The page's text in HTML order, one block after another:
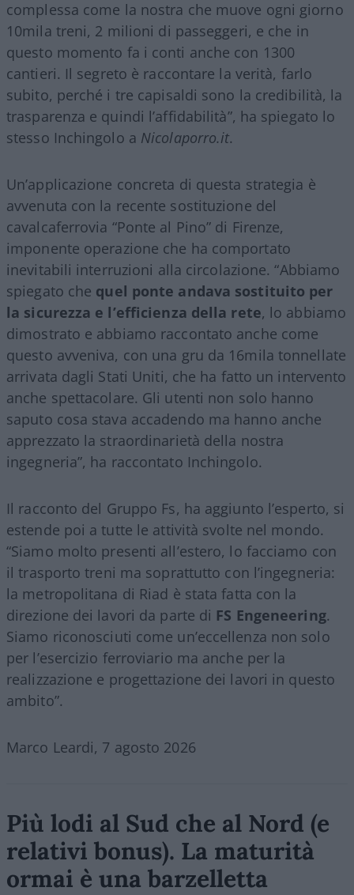
complessa come la nostra che muove ogni giorno
10mila treni, 2 milioni di passeggeri, e che in
questo momento fa i conti anche con 1300
cantieri. Il segreto è raccontare la verità, farlo
subito, perché i tre capisaldi sono la credibilità, la
trasparenza e quindi l’affidabilità”, ha spiegato lo
stesso Inchingolo a Nicolaporro.it.
Un’applicazione concreta di questa strategia è
avvenuta con la recente sostituzione del
cavalcaferrovia “Ponte al Pino” di Firenze,
imponente operazione che ha comportato
inevitabili interruzioni alla circolazione. “Abbiamo
spiegato che quel ponte andava sostituito per
la sicurezza e l’efficienza della rete, lo abbiamo
dimostrato e abbiamo raccontato anche come
questo avveniva, con una gru da 16mila tonnellate
arrivata dagli Stati Uniti, che ha fatto un intervento
anche spettacolare. Gli utenti non solo hanno
saputo cosa stava accadendo ma hanno anche
apprezzato la straordinarietà della nostra
ingegneria”, ha raccontato Inchingolo.
Il racconto del Gruppo Fs, ha aggiunto l’esperto, si
estende poi a tutte le attività svolte nel mondo.
“Siamo molto presenti all’estero, lo facciamo con
il trasporto treni ma soprattutto con l’ingegneria:
la metropolitana di Riad è stata fatta con la
direzione dei lavori da parte di FS Engeneering.
Siamo riconosciuti come un’eccellenza non solo
per l’esercizio ferroviario ma anche per la
realizzazione e progettazione dei lavori in questo
ambito”.
Marco Leardi, 7 agosto 2026
Più lodi al Sud che al Nord (e
relativi bonus). La maturità
ormai è una barzelletta